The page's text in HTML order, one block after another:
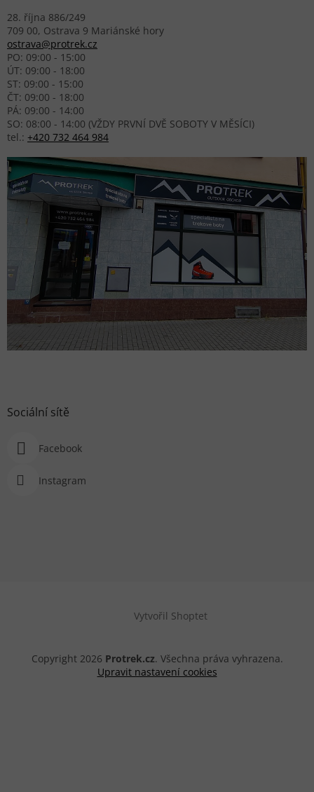
28. října 886/249
709 00, Ostrava 9 Mariánské hory
ostrava@protrek.cz
PO: 09:00 - 15:00
ÚT: 09:00 - 18:00
ST: 09:00 - 15:00
ČT: 09:00 - 18:00
PÁ: 09:00 - 14:00
SO: 08:00 - 14:00 (VŽDY PRVNÍ DVĚ SOBOTY V MĚSÍCI)
tel.: +420 732 464 984
Sociální sítě
Facebook
Instagram
Vytvořil Shoptet
Copyright 2026 Protrek.cz. Všechna práva vyhrazena.
Upravit nastavení cookies